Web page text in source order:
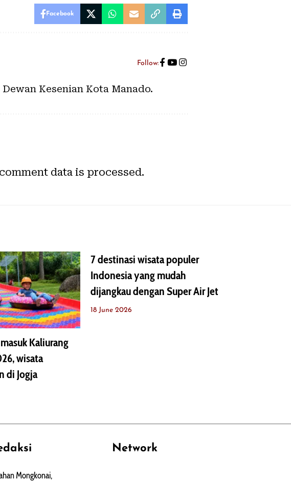
Facebook
Follow:
Kesenian Kota Manado.
data is processed.
Kaliurang
wisata
di Jogja
7 destinasi wisata populer
Indonesia yang mudah
dijangkau dengan Super Air Jet
18 June 2026
Mongkonai,
Network